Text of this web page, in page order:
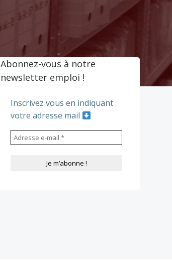
Abonnez-vous à notre
newsletter emploi !
Inscrivez vous en indiquant
votre adresse mail